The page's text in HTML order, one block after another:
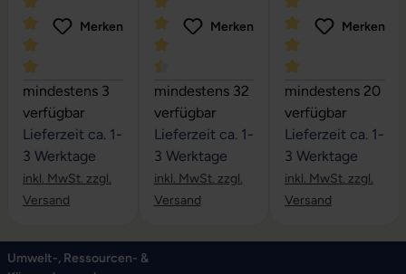
Durchschnittliche Bewertung von 5 von 5 Sternen
Merken
mindestens 3
verfügbar
Lieferzeit ca. 1-
3 Werktage
inkl. MwSt. zzgl.
Versand
Durchschnittliche Bewertung von 4.6
Merken
mindestens 32
verfügbar
Lieferzeit ca. 1-
3 Werktage
inkl. MwSt. zzgl.
Versand
Durchschnittliche
Merken
mindestens 20
verfügbar
Lieferzeit ca. 1-
3 Werktage
inkl. MwSt. zzgl.
Versand
Umwelt-, Ressourcen- &